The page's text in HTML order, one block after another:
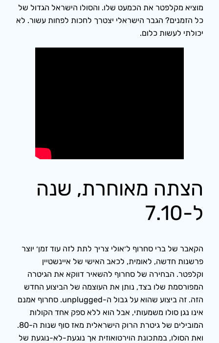
מוציא מקלפטר את הכמעט שלו. והסולו הישראל הגדול של
כל הזמנים? הגבר הישראלי יצטרך לחכות לפחות עשור. לא
יכולתי לעשות כלום.
הצתה מאוחרת, שנה
ל-7.10
הקאבר של ברי סחרוף ל׳אולי צריך לתת לזה עוד זמן׳ יוצר
פרשנות חדשה, לאומית, לכאב האישי של איינשטיין
וקלפטר. הבחירה של סחרוף להשאיר דווקא את הגיטרה
המפורסמת שלו בצד, נותן את העוצמה של הביצוע החדש
הזה. זה ביצוע שהוא על גבול ה-unplugged. סחרוף אמנם
אינו נגן סולו משמעותי, אבל הוא ללא ספק אחד הקולות
המובילים של גיטרת הרוק הישראלית מאז סוף שנות ה-80.
ואת הסולו, במתכונת הוירטואוזית אך נוגעת-לא-נוגעת של